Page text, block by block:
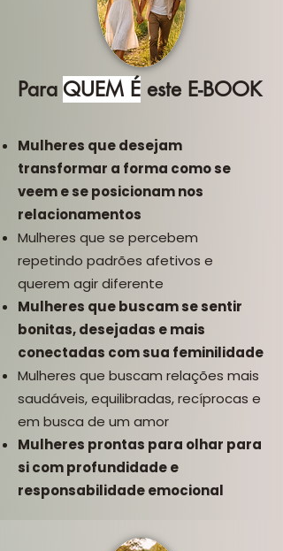
Para QUEM É este E-BOOK
Mulheres que desejam
transformar a forma como se
veem e se posicionam nos
relacionamentos
Mulheres que se percebem
repetindo padrões afetivos e
querem agir diferente
Mulheres que buscam se sentir
bonitas, desejadas e mais
conectadas com sua feminilidade
Mulheres que buscam relações mais
saudáveis, equilibradas, recíprocas e
em busca de um amor
Mulheres prontas para olhar para
si com profundidade e
responsabilidade emocional